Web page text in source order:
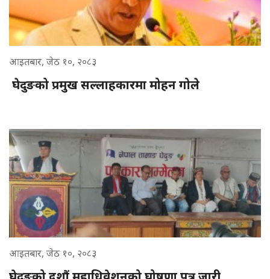
आइतबार, जेठ १०, २०८३
घेदुङको प्रमुख सल्लाहकारमा मोहन गोले
आइतबार, जेठ १०, २०८३